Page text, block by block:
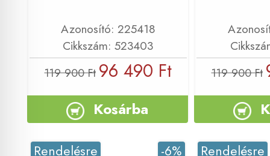
Azonosító: 225418
Cikkszám: 523403
119 900 Ft 96 490 Ft
Kosárba
119 900 Ft
-6%
Rendelésre Rendelésre